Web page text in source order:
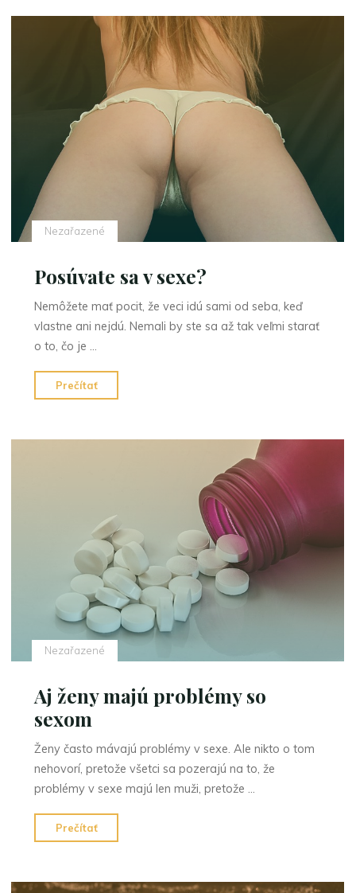
Nezařazené
Posúvate sa v sexe?
Nemôžete mať pocit, že veci idú sami od seba, keď
vlastne ani nejdú. Nemali by ste sa až tak veľmi starať
o to, čo je …
Prečítať
sa
sexe?"
Nezařazené
Aj ženy majú problémy so
sexom
Ženy často mávajú problémy v sexe. Ale nikto o tom
nehovorí, pretože všetci sa pozerajú na to, že
problémy v sexe majú len muži, pretože …
Prečítať
ženy
problémy